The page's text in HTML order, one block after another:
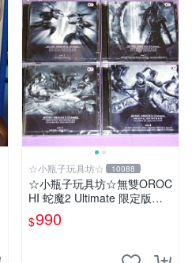
☆小瓶子玩具坊☆ 10088
☆小瓶子玩具坊☆無雙OROC
HI 蛇魔2 Ultimate 限定版內
附精品--原聲音樂終極精選輯
一套( 4CD)
$990